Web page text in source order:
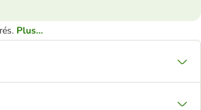
Plus...